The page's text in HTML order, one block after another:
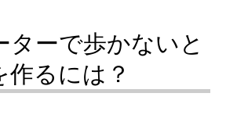
ターで歩かないと
作るには？